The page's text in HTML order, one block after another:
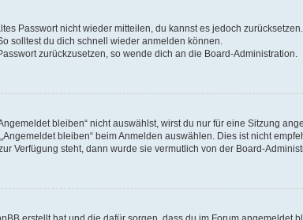
Passwort nicht wieder mitteilen, du kannst es jedoch
solltest du dich schnell wieder anmelden können.
zurückzusetzen, so wende dich an die Board-Administration.
bleiben“ nicht auswählst, wirst du nur für eine Sitzung
bleiben“ beim Anmelden auswählen. Dies ist nicht
Verfügung steht, dann wurde sie vermutlich von der Board-